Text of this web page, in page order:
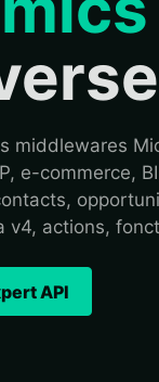
middlewares
e-commerce,
v4, actions,
API